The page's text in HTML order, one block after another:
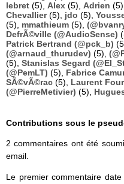
lebret (5), Alex (5), Adrien (5),
Chevallier(5), jdo (5),
(5), mmathieum (5),
DefrÃ©ville (@AudioSense)
Patrick Bertrand (@pck_b)
(@arnaud_thurudev) (5),
(5), Stanislas Segard
(@PemLT) (5), Fabrice
SÃ©vÃ©rac (5), Laurent
(@PierreMetivier) (5),
Contributions sous le
2 commentaires ont été
email.
Le premier commentaire